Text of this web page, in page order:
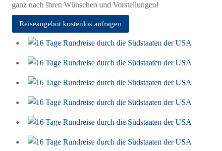
ganz nach Ihren Wünschen und Vorstellungen!
Reiseangebot kostenlos anfragen